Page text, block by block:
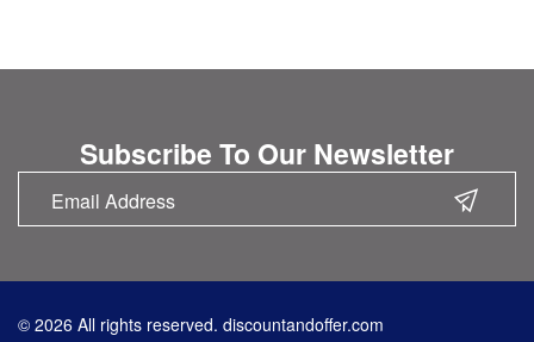
Subscribe To Our Newsletter
© 2026 All rights reserved. discountandoffer.com